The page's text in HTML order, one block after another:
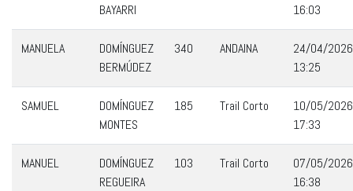
BAYARRI
16:03
MANUELA
DOMÍNGUEZ
BERMÚDEZ
340 ANDAINA
24/04/2026
13:25
SAMUEL
DOMÍNGUEZ
MONTES
185 Trail Corto
10/05/2026
17:33
MANUEL
DOMÍNGUEZ
REGUEIRA
103 Trail Corto
07/05/2026
16:38